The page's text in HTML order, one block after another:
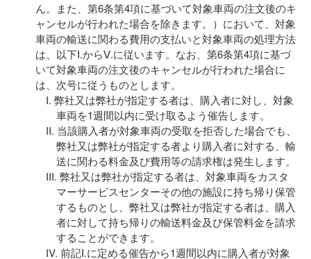
ん。また、第6条第4項に基づいて対象車両の注文後のキ
ャンセルが行われた場合を除きます。）において、対象
車両の輸送に関わる費用の支払いと対象車両の処理方法
は、以下Ⅰ.からⅤ.に従います。なお、第6条第4項に基づ
いて対象車両の注文後のキャンセルが行われた場合に
は、次号に従うものとします。
弊社又は弊社が指定する者は、購入者に対し、対象
車両を1週間以内に受け取るよう催告します。
当該購入者が対象車両の受取を拒否した場合でも、
弊社又は弊社が指定する者より購入者に対する、輸
送に関わる料金及び費用等の請求権は発生します。
弊社又は弊社が指定する者は、対象車両をカスタ
マーサービスセンターその他の施設に持ち帰り保管
するものとし、弊社又は弊社が指定する者は、購入
者に対して持ち帰りの輸送料金及び保管料金を請求
することができます。
前記Ⅰ.に定める催告から1週間以内に購入者が対象